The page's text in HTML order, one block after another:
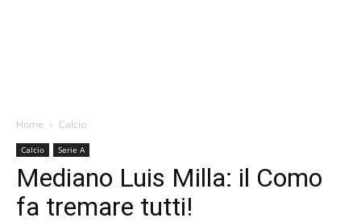
Home Calcio
Calcio Serie A
Mediano Luis Milla: il Como
fa tremare tutti!